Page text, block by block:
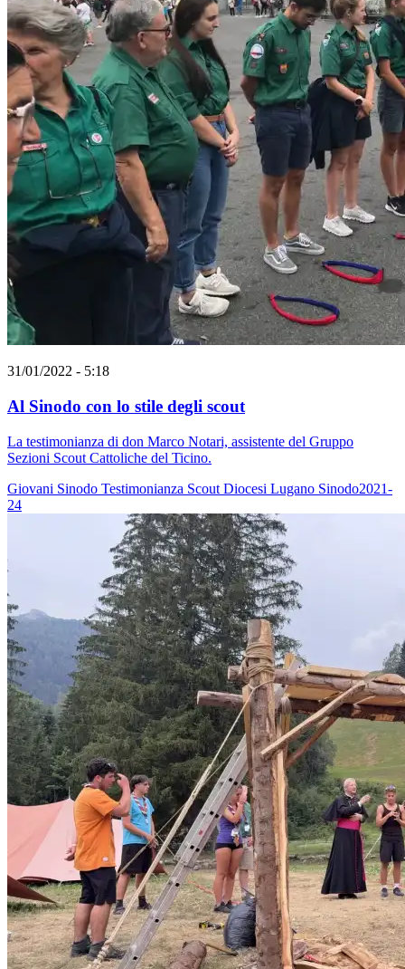
31/01/2022 - 5:18
Al Sinodo con lo stile degli scout
La testimonianza di don Marco Notari, assistente del Gruppo
Sezioni Scout Cattoliche del Ticino.
Giovani Sinodo Testimonianza Scout Diocesi Lugano Sinodo2021-
24